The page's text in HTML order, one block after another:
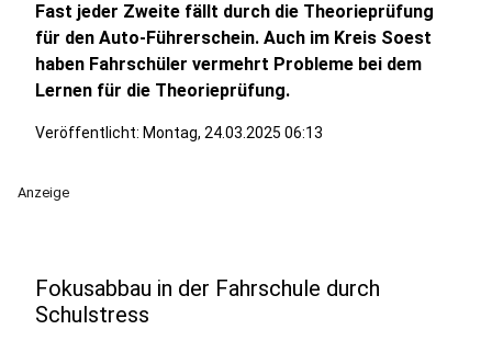
Fast jeder Zweite fällt durch die Theorieprüfung
für den Auto-Führerschein. Auch im Kreis Soest
haben Fahrschüler vermehrt Probleme bei dem
Lernen für die Theorieprüfung.
Veröffentlicht: Montag, 24.03.2025 06:13
Anzeige
Fokusabbau in der Fahrschule durch
Schulstress